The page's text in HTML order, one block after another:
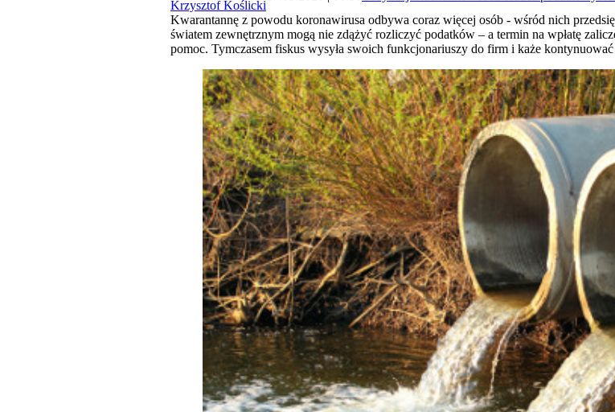
Krzysztof Koślicki
Kwarantannę z powodu koronawirusa odbywa coraz więcej osób - wśród nich
światem zewnętrznym mogą nie zdążyć rozliczyć podatków – a termin na wpłatę
pomoc. Tymczasem fiskus wysyła swoich funkcjonariuszy do firm i każe